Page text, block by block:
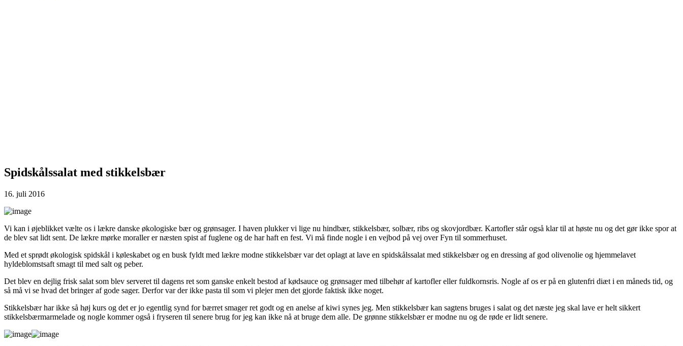
Spidskålssalat med stikkelsbær
16. juli 2016
Vi kan i øjeblikket vælte os i lækre danske økologiske bær og grønsager. I haven plukker vi lige nu hindbær, stikkelsbær, solbær, ribs og skovjordbær. Kartofler står også klar til at høste nu og det gør ikke spor at
de blev sat lidt sent. De lækre mørke moraller er næsten spist af fuglene og de har haft en fest. Vi må finde nogle i en vejbod på vej over Fyn til sommerhuset.
Med et sprødt økologisk spidskål i køleskabet og en busk fyldt med lækre modne stikkelsbær var det oplagt at lave en spidskålssalat med stikkelsbær og en dressing af god olivenolie og hjemmelavet
hyldeblomstsaft smagt til med salt og peber.
Det blev en dejlig frisk salat som blev serveret til dagens ret som ganske enkelt bestod af kødsauce og grønsager med tilbehør af kartofler eller fuldkornsris. Nogle af os er på en glutenfri diæt i en måneds tid, og
så må vi se hvad det bringer af gode sager. Derfor var der ikke pasta til som vi plejer men det gjorde faktisk ikke noget.
Stikkelsbær har ikke så høj kurs og det er jo egentlig synd for bærret smager ret godt og en anelse af kiwi synes jeg. Men stikkelsbær kan sagtens bruges i salat og det næste jeg skal lave er helt sikkert
stikkelsbærmarmelade og nogle kommer også i fryseren til senere brug for jeg kan ikke nå at bruge dem alle. De grønne stikkelsbær er modne nu og de røde er lidt senere.